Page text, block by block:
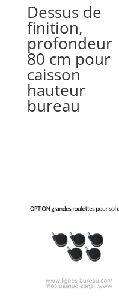
Dessus de
finition,
profondeur
80 cm pour
caisson
hauteur
bureau